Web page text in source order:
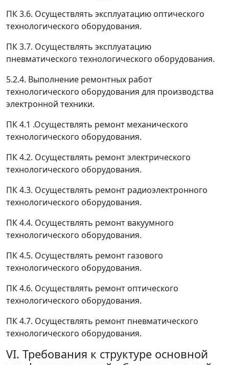
ПК 3.6. Осуществлять эксплуатацию оптического
технологического оборудования.
ПК 3.7. Осуществлять эксплуатацию
пневматического технологического оборудования.
5.2.4. Выполнение ремонтных работ
технологического оборудования для производства
электронной техники.
ПК 4.1 .Осуществлять ремонт механического
технологического оборудования.
ПК 4.2. Осуществлять ремонт электрического
технологического оборудования.
ПК 4.3. Осуществлять ремонт радиоэлектронного
технологического оборудования.
ПК 4.4. Осуществлять ремонт вакуумного
технологического оборудования.
ПК 4.5. Осуществлять ремонт газового
технологического оборудования.
ПК 4.6. Осуществлять ремонт оптического
технологического оборудования.
ПК 4.7. Осуществлять ремонт пневматического
технологического оборудования.
VI. Требования к структуре основной